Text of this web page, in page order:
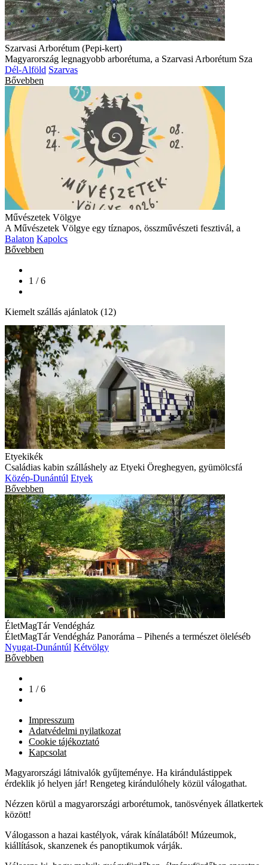
Szarvasi Arborétum (Pepi-kert)
Magyarország legnagyobb arborétuma, a Szarvasi Arborétum Sza
Dél-Alföld Szarvas
Bővebben
Művészetek Völgye
A Művészetek Völgye egy tíznapos, összművészeti fesztivál, a
Balaton Kapolcs
Bővebben
1 / 6
Kiemelt szállás ajánlatok (12)
Etyekikék
Családias kabin szálláshely az Etyeki Öreghegyen, gyümölcsfá
Közép-Dunántúl Etyek
Bővebben
ÉletMagTár Vendégház
ÉletMagTár Vendégház Panoráma – Pihenés a természet öleléséb
Nyugat-Dunántúl Kétvölgy
Bővebben
1 / 6
Impresszum
Adatvédelmi nyilatkozat
Cookie tájékoztató
Kapcsolat
Magyarországi látnivalók gyűjteménye. Ha kirándulástippek
érdeklik jó helyen jár! Rengeteg kirándulóhely közül válogathat.
Nézzen körül a magyarországi arborétumok, tanösvények állatkertek
között!
Válogasson a hazai kastélyok, várak kínálatából! Múzeumok,
kiállítások, skanzenek és panoptikumok várják.